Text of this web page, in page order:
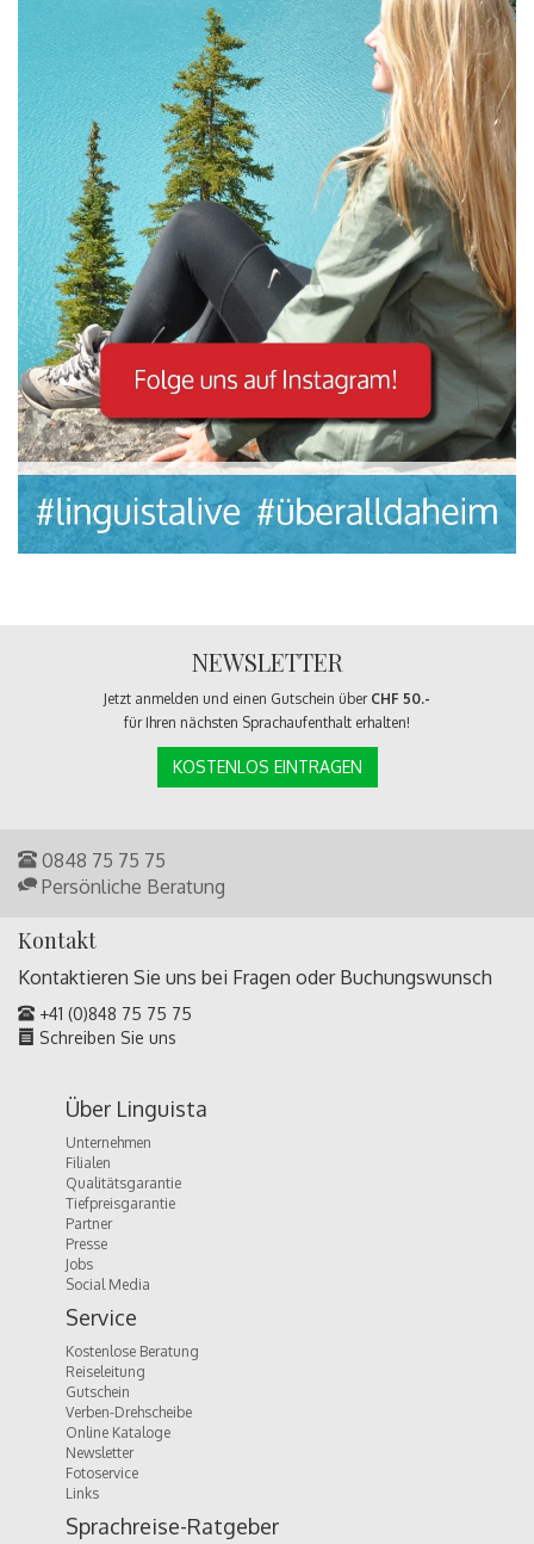
NEWSLETTER
Jetzt anmelden und einen Gutschein über CHF 50.-
für Ihren nächsten Sprachaufenthalt erhalten!
KOSTENLOS EINTRAGEN
0848 75 75 75
Persönliche Beratung
Kontakt
Kontaktieren Sie uns bei Fragen oder Buchungswunsch
+41 (0)848 75 75 75
Schreiben Sie uns
Über Linguista
Unternehmen
Filialen
Qualitätsgarantie
Tiefpreisgarantie
Partner
Presse
Jobs
Social Media
Service
Kostenlose Beratung
Reiseleitung
Gutschein
Verben-Drehscheibe
Online Kataloge
Newsletter
Fotoservice
Links
Sprachreise-Ratgeber